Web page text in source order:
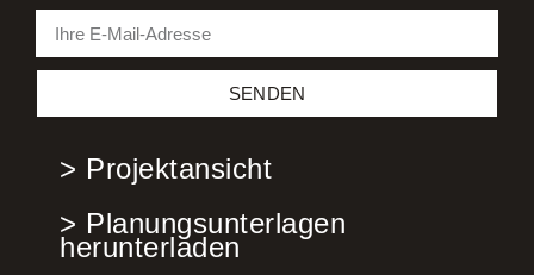
SENDEN
> Projektansicht
> Planungsunterlagen
herunterladen